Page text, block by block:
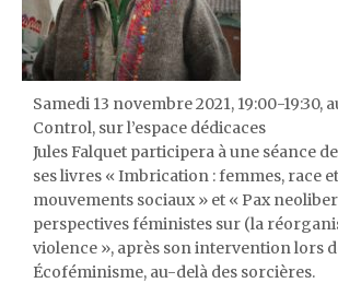
Samedi 13 novembre 2021, 19:00-19:30,
Control, sur l’espace dédicaces
Jules Falquet participera à une séance
ses livres « Imbrication : femmes, race
mouvements sociaux » et « Pax
perspectives féministes sur (la
violence », après son intervention lors
Écoféminisme, au-delà des sorcières.